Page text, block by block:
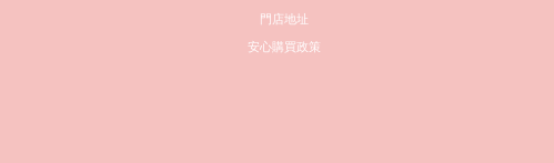
門店地址
安心購買政策